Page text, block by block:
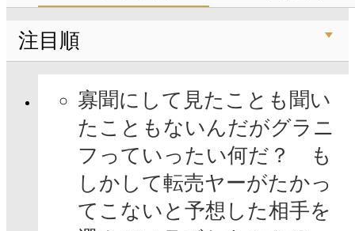
注目順
寡聞にして見たことも聞い
たこともないんだがグラニ
フっていったい何だ？ も
しかして転売ヤーがたかっ
てこないと予想した相手を